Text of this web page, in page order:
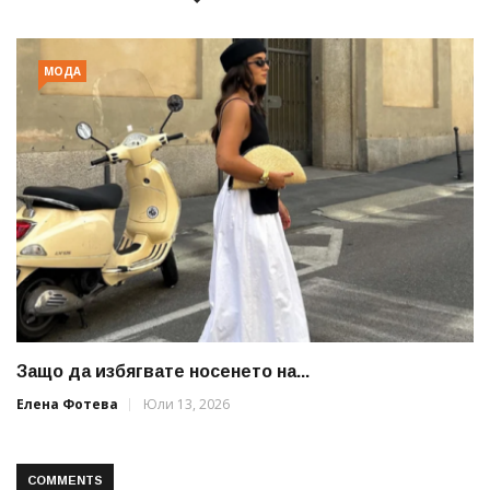
МОДА
Защо да избягвате носенето на...
Елена Фотева
Юли 13, 2026
COMMENTS